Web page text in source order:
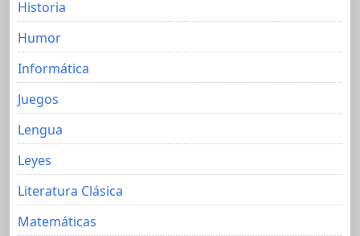
Historia
Humor
Informática
Juegos
Lengua
Leyes
Literatura Clásica
Matemáticas